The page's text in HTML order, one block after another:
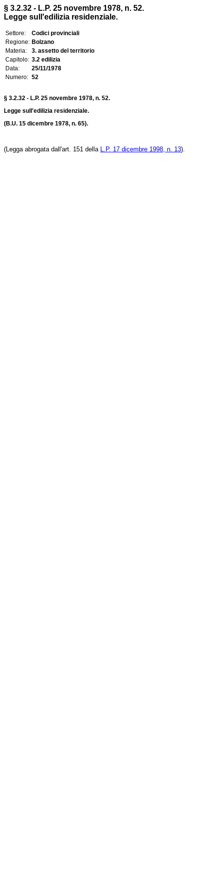
§ 3.2.32 - L.P. 25 novembre 1978, n. 52.
Legge sull'edilizia residenziale.
Settore:
Codici provinciali
Regione: Bolzano
Materia:
3. assetto del territorio
Capitolo: 3.2 edilizia
Data:
25/11/1978
Numero: 52
§ 3.2.32 - L.P. 25 novembre 1978, n. 52.
Legge sull'edilizia residenziale.
(B.U. 15 dicembre 1978, n. 65).
(Legga abrogata dall'art. 151 della L.P. 17 dicembre 1998, n. 13).